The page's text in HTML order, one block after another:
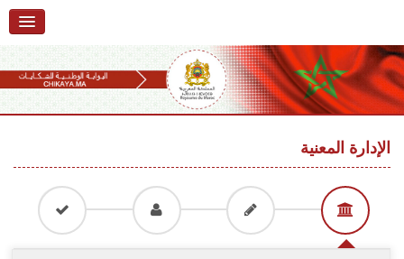
الرئيسية
حول البوابة
تقديم شكاية
تتبع شكاية
تقديم ملاحظة
navigation
content
الإدارة المعنية